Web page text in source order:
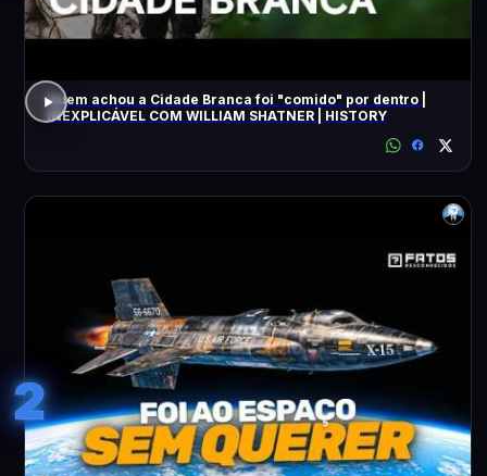
Quem achou a Cidade Branca foi "comido" por dentro |
INEXPLICÁVEL COM WILLIAM SHATNER | HISTORY
2